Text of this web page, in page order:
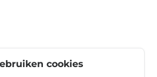
cookies